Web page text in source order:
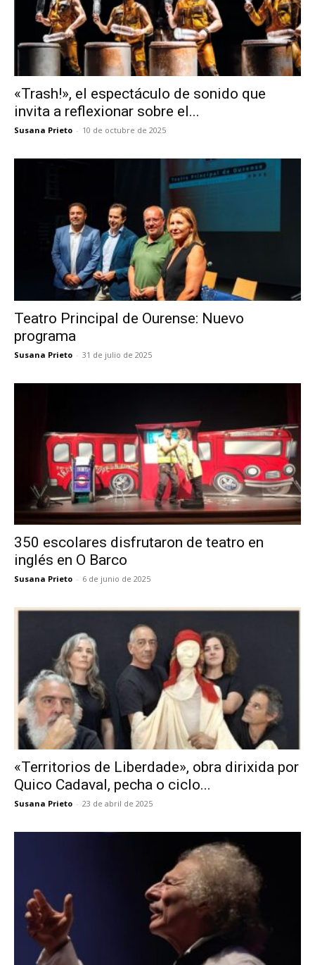
«Trash!», el espectáculo de sonido que
invita a reflexionar sobre el...
Susana Prieto - 10 de octubre de 2025
Teatro Principal de Ourense: Nuevo
programa
Susana Prieto - 31 de julio de 2025
350 escolares disfrutaron de teatro en
inglés en O Barco
Susana Prieto - 6 de junio de 2025
«Territorios de Liberdade», obra dirixida por
Quico Cadaval, pecha o ciclo...
Susana Prieto - 23 de abril de 2025